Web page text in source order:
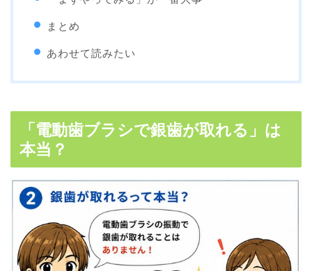
まとめ
あわせて読みたい
「電動歯ブラシで銀歯が取れる」は
本当？